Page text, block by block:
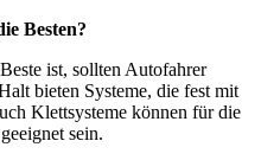
Besten?
ist, sollten Autofahrer
bieten Systeme, die fest mit
Klettsysteme können für die
sein.